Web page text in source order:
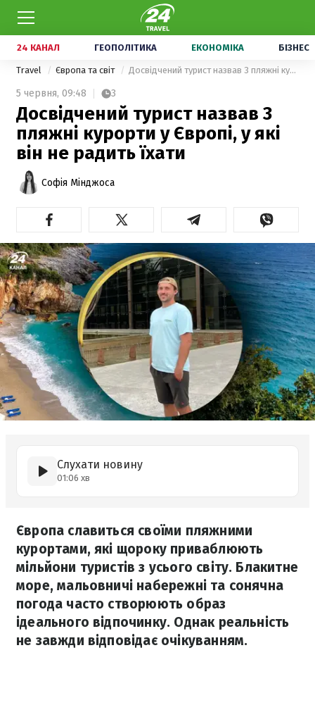
24 КАНАЛ ГЕОПОЛІТИКА ЕКОНОМІКА БІЗНЕС
Travel Європа та світ Досвідчений турист назвав 3 пляжні курорти у Європі, у які він не радить їхати
5 червня, 09:48 3
Досвідчений турист назвав 3
пляжні курорти у Європі, у які
він не радить їхати
Софія Мінджоса
Слухати новину
01:06 хв
Європа славиться своїми пляжними
курортами, які щороку приваблюють
мільйони туристів з усього світу. Блакитне
море, мальовничі набережні та сонячна
погода часто створюють образ
ідеального відпочинку. Однак реальність
не завжди відповідає очікуванням.